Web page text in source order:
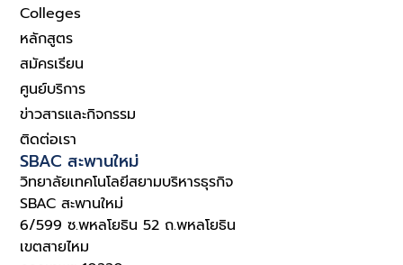
Colleges
หลักสูตร
สมัครเรียน
ศูนย์บริการ
ข่าวสารและกิจกรรม
ติดต่อเรา
SBAC สะพานใหม่
วิทยาลัยเทคโนโลยีสยามบริหารธุรกิจ
SBAC สะพานใหม่
6/599 ซ.พหลโยธิน 52 ถ.พหลโยธิน
เขตสายไหม